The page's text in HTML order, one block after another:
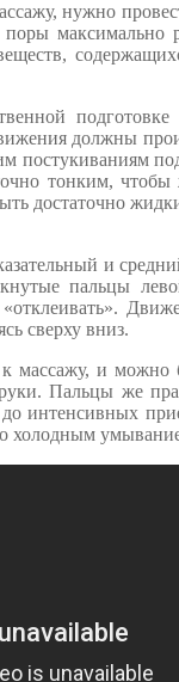
нужно
максимально
должны
постукиваниям
тонким,
достаточно
и
пальцы
«отклеивать».
сверху вниз.
массажу, и
Пальцы же
интенсивных
холодным